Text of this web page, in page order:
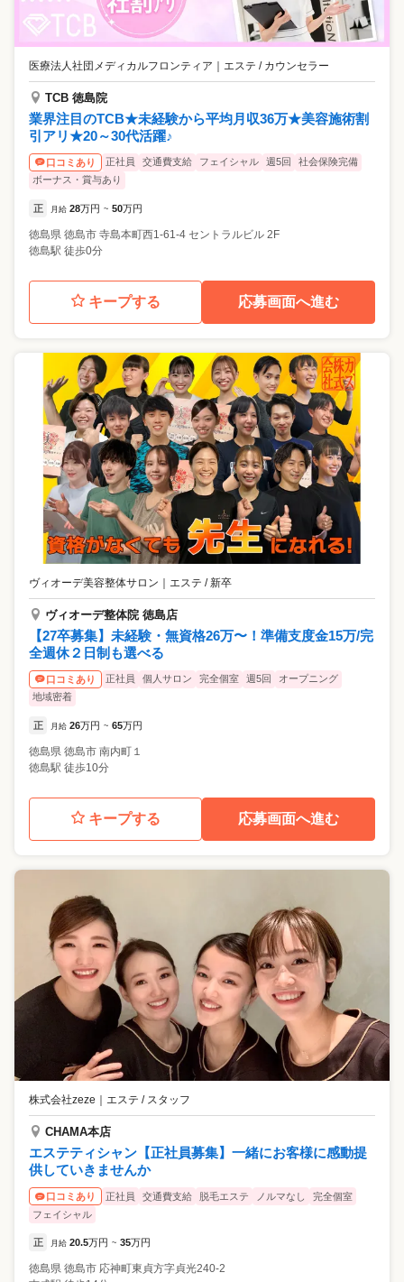
医療法人社団メディカルフロンティア ｜ エステ / カウンセラー
TCB 徳島院
業界注目のTCB★未経験から平均月収36万★美容施術割
引アリ★20～30代活躍♪
口コミあり 正社員 交通費支給 フェイシャル 週5回
社会保険完備
ボーナス・賞与あり
正 月給 28万円 ~ 50万円
徳島県 徳島市 寺島本町西1-61-4 セントラルビル 2F
徳島駅 徒歩0分
キープする 応募画面へ進む
ヴィオーデ美容整体サロン ｜ エステ / 新卒
ヴィオーデ整体院 徳島店
【27卒募集】未経験・無資格26万〜！準備支度金15万/完
全週休２日制も選べる
口コミあり 正社員 個人サロン 完全個室 週5回
オープニング
地域密着
正 月給 26万円 ~ 65万円
徳島県 徳島市 南内町１
徳島駅 徒歩10分
キープする 応募画面へ進む
株式会社zeze エステ / スタッフ
CHAMA本店
エステティシャン【正社員募集】一緒にお客様に感動提
供していきませんか
口コミあり 正社員 交通費支給 脱毛エステ ノルマなし
完全個室
フェイシャル
正 月給 20.5万円 ~ 35万円
徳島県 徳島市 応神町東貞方字貞光240-2